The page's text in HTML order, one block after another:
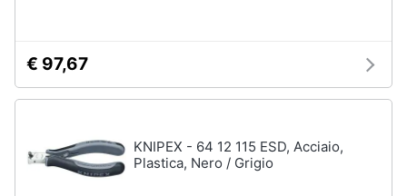
€ 97,67
KNIPEX - 64 12 115 ESD, Acciaio,
Plastica, Nero / Grigio